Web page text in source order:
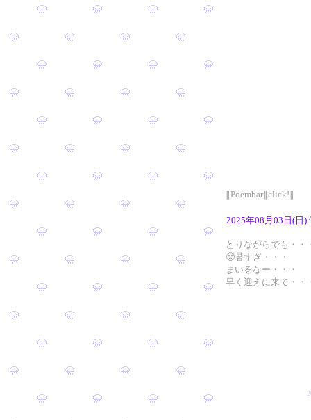
∥Poembar∥click!∥
2025年08月03日(日)
とりながらでも・・
🥵暑すぎ・・・
まいるなー・・・
早く迎えに来て・・